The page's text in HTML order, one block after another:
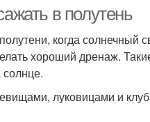
в полутень
когда солнечный
хороший дренаж.
луковицами и